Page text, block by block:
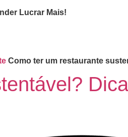
Lucrar Mais!
Como ter um restaurante